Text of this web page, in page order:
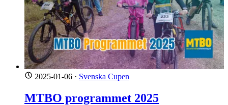
2025-01-06 · Svenska Cupen
MTBO programmet 2025